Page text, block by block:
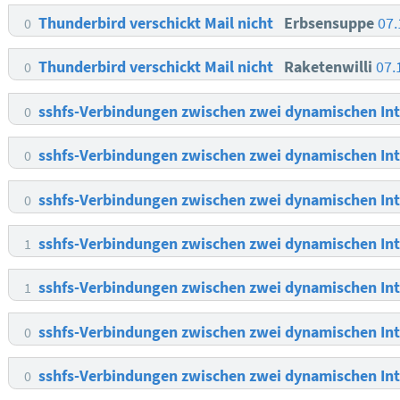
0 Thunderbird verschickt Mail nicht Erbsensuppe
0 Thunderbird verschickt Mail nicht Raketenwilli
0 sshfs-Verbindungen zwischen zwei dynamischen
0 sshfs-Verbindungen zwischen zwei dynamischen
0 sshfs-Verbindungen zwischen zwei dynamischen
1 sshfs-Verbindungen zwischen zwei dynamischen
1 sshfs-Verbindungen zwischen zwei dynamischen
0 sshfs-Verbindungen zwischen zwei dynamischen
0 sshfs-Verbindungen zwischen zwei dynamischen